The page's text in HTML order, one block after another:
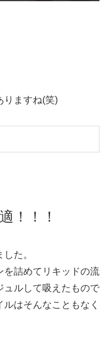
りますね(笑)
！！！
た。
を詰めてリキッドの流
ュルして吸えたもので
はそんなこともなく